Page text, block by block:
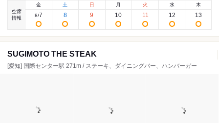
空席
情報
金
8/7
土
8
日
9
月
10
火
11
水
12
木
13
SUGIMOTO THE STEAK
[愛知] 国際センター駅 271m / ステーキ、ダイニングバー、ハンバーガー